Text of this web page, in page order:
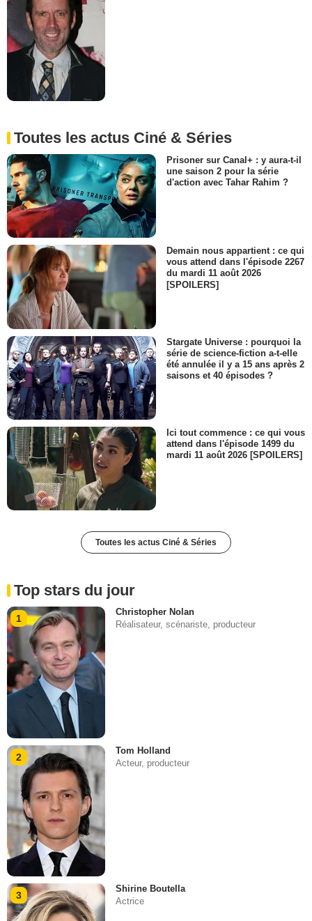
Toutes les actus Ciné & Séries
Prisoner sur Canal+ : y aura-t-il
une saison 2 pour la série
d'action avec Tahar Rahim ?
Demain nous appartient : ce qui
vous attend dans l'épisode 2267
du mardi 11 août 2026
[SPOILERS]
Stargate Universe : pourquoi la
série de science-fiction a-t-elle
été annulée il y a 15 ans après 2
saisons et 40 épisodes ?
Ici tout commence : ce qui vous
attend dans l'épisode 1499 du
mardi 11 août 2026 [SPOILERS]
Toutes les actus Ciné & Séries
Top stars du jour
1
Christopher Nolan
Réalisateur, scénariste, producteur
2
Tom Holland
Acteur, producteur
3
Shirine Boutella
Actrice